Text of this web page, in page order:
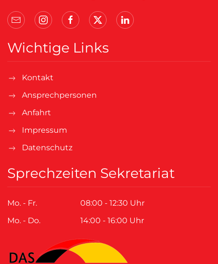
Wichtige Links
Kontakt
Ansprechpersonen
Anfahrt
Impressum
Datenschutz
Sprechzeiten Sekretariat
Mo. - Fr.
08:00 - 12:30 Uhr
Mo. - Do.
14:00 - 16:00 Uhr